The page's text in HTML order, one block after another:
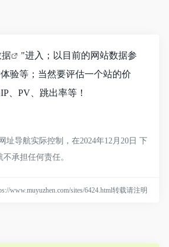
据
"进入；以目前的网站数据参
验等；当然要评估一个站的价
、PV、跳出率等！
导航实际控制，在2024年12月20日 下
承担任何责任。
www.muyuzhen.com/sites/6424.html转载请注明